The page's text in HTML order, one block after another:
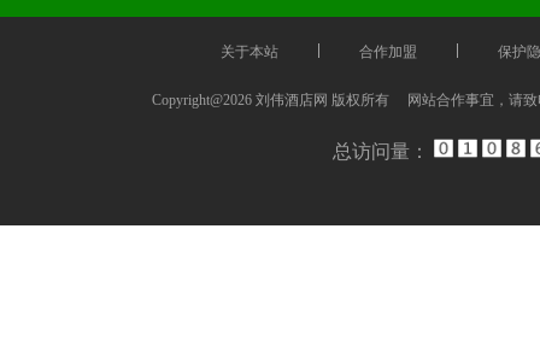
关于本站 合作加盟 保护
Copyright@2026 刘伟酒店网 版权所有 网站合作事宜，请致
总访问量：